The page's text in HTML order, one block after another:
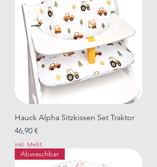
Hauck Alpha Sitzkissen Set Traktor
Preis
46,90 €
inkl. MwSt.
Abwaschbar